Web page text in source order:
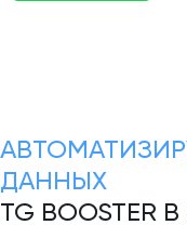
ДАННЫХ
TG